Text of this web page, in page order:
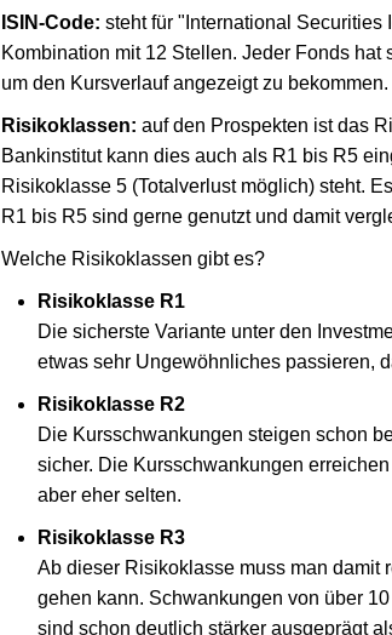
ISIN-Code: steht für "International
Kombination mit 12 Stellen. Jeder Fonds
um den Kursverlauf angezeigt zu bekommen.
Risikoklassen: auf den Prospekten ist das
Bankinstitut kann dies auch als R1 bis R5
Risikoklasse 5 (Totalverlust möglich) steht.
R1 bis R5 sind gerne genutzt und damit
Welche Risikoklassen gibt es?
Risikoklasse R1
Die sicherste Variante unter den
etwas sehr Ungewöhnliches passieren,
Risikoklasse R2
Die Kursschwankungen steigen schon
sicher. Die Kursschwankungen
aber eher selten.
Risikoklasse R3
Ab dieser Risikoklasse muss man damit
gehen kann. Schwankungen von über
sind schon deutlich stärker ausgeprägt